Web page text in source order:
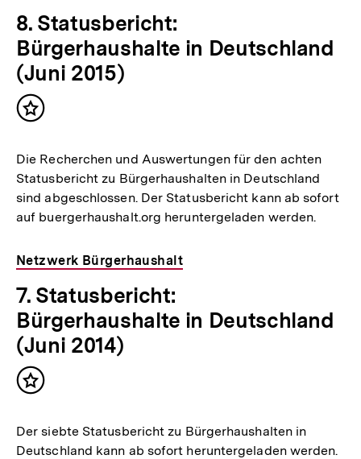
8. Statusbericht:
Bürgerhaushalte in Deutschland
(Juni 2015)
Inhalt
Die Recherchen und Auswertungen für den achten
Statusbericht zu Bürgerhaushalten in Deutschland
sind abgeschlossen. Der Statusbericht kann ab sofort
auf buergerhaushalt.org heruntergeladen werden.
Netzwerk Bürgerhaushalt
7. Statusbericht:
Bürgerhaushalte in Deutschland
(Juni 2014)
Inhalt
Der siebte Statusbericht zu Bürgerhaushalten in
Deutschland kann ab sofort heruntergeladen werden.